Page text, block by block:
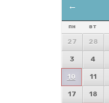
←
ПН ВТ
27 28
3 4
10 11
17 18